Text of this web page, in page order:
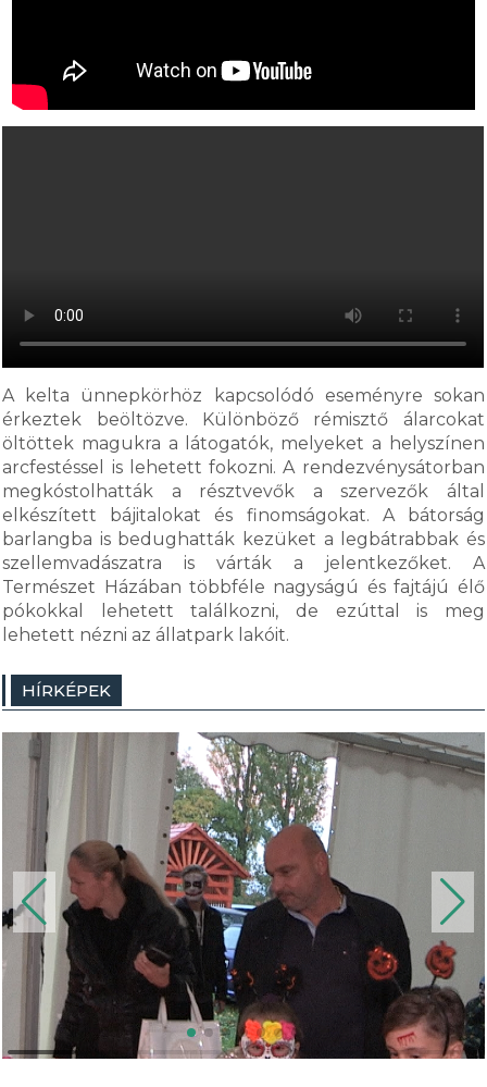
A kelta ünnepkörhöz kapcsolódó eseményre sokan
érkeztek beöltözve. Különböző rémisztő álarcokat
öltöttek magukra a látogatók, melyeket a helyszínen
arcfestéssel is lehetett fokozni. A rendezvénysátorban
megkóstolhatták a résztvevők a szervezők által
elkészített bájitalokat és finomságokat. A bátorság
barlangba is bedughatták kezüket a legbátrabbak és
szellemvadászatra is várták a jelentkezőket. A
Természet Házában többféle nagyságú és fajtájú élő
pókokkal lehetett találkozni, de ezúttal is meg
lehetett nézni az állatpark lakóit.
HÍRKÉPEK